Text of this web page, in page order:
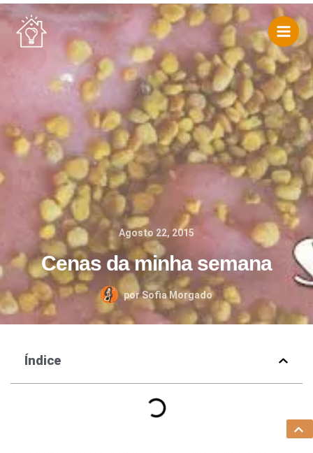
Skip
to
content
Agosto 22, 2015
Cenas da minha semana
porSofia Morgado
Índice